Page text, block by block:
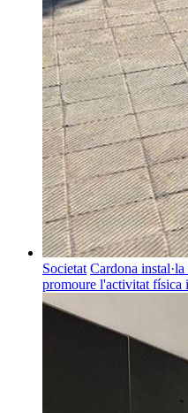
Societat Cardona
promoure l'activitat física